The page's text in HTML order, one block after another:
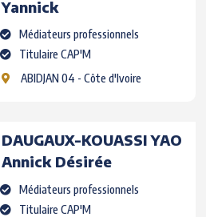
Yannick
Médiateurs professionnels
Titulaire CAP'M
ABIDJAN 04 - Côte d'Ivoire
DAUGAUX-KOUASSI YAO
Annick Désirée
Médiateurs professionnels
Titulaire CAP'M